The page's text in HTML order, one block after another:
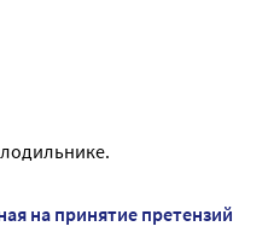
на принятие претензий